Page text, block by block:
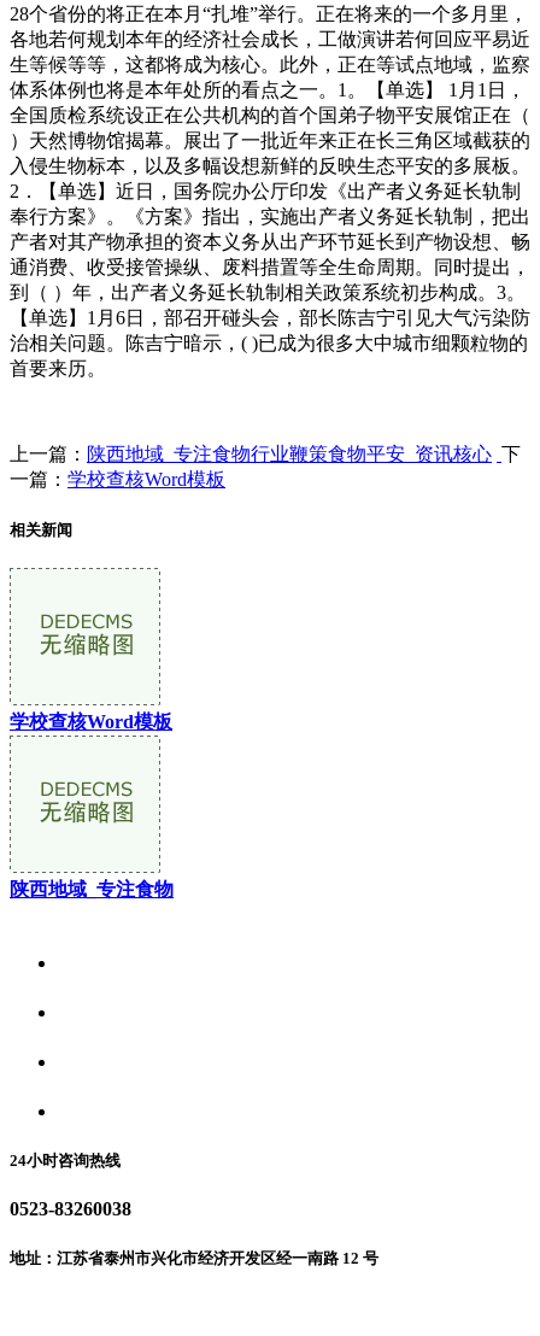
28个省份的将正在本月“扎堆”举行。正在将来的一个多月里，
各地若何规划本年的经济社会成长，工做演讲若何回应平易近
生等候等等，这都将成为核心。此外，正在等试点地域，监察
体系体例也将是本年处所的看点之一。1。【单选】 1月1日，
全国质检系统设正在公共机构的首个国弟子物平安展馆正在（
）天然博物馆揭幕。展出了一批近年来正在长三角区域截获的
入侵生物标本，以及多幅设想新鲜的反映生态平安的多展板。
2．【单选】近日，国务院办公厅印发《出产者义务延长轨制
奉行方案》。《方案》指出，实施出产者义务延长轨制，把出
产者对其产物承担的资本义务从出产环节延长到产物设想、畅
通消费、收受接管操纵、废料措置等全生命周期。同时提出，
到（ ）年，出产者义务延长轨制相关政策系统初步构成。3。
【单选】1月6日，部召开碰头会，部长陈吉宁引见大气污染防
治相关问题。陈吉宁暗示，( )已成为很多大中城市细颗粒物的
首要来历。
上一篇： 陕西地域_专注食物行业鞭策食物平安_资讯核心 下
一篇： 学校查核Word模板
相关新闻
学校查核Word模板
陕西地域_专注食物
24小时咨询热线
0523-83260038
地址：江苏省泰州市兴化市经济开发区经一南路 12 号